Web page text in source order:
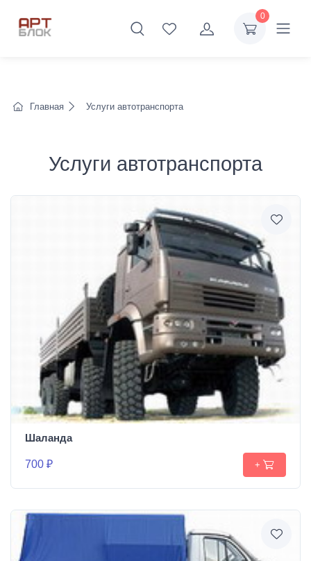
0
Главная Услуги автотранспорта
Услуги автотранспорта
Шаланда
700 ₽ +